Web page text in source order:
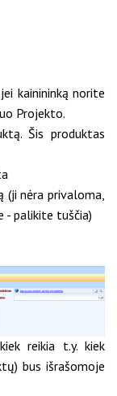
kainininką norite
Projekto.
Šis produktas
(ji nėra privaloma,
- palikite tuščia)
reikia t.y. kiek
bus išrašomoje